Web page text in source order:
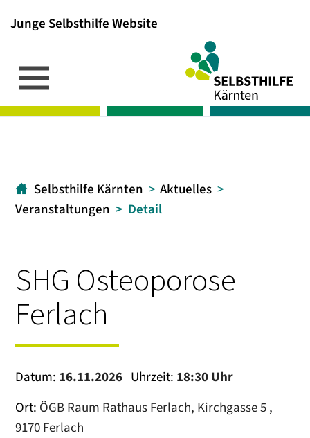
Junge Selbsthilfe Website
[1]
[2]
[3]
Selbsthilfe Kärnten
Aktuelles
Veranstaltungen
Detail
SHG Osteoporose
Ferlach
Datum: 16.11.2026 Uhrzeit: 18:30 Uhr
Ort: ÖGB Raum Rathaus Ferlach, Kirchgasse 5 ,
9170 Ferlach